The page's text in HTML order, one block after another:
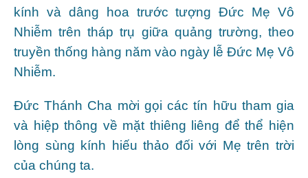
kính và dâng hoa trước tượng Đức Mẹ Vô
Nhiễm trên tháp trụ giữa quảng trường, theo
truyền thống hàng năm vào ngày lễ Đức Mẹ Vô
Nhiễm.
Đức Thánh Cha mời gọi các tín hữu tham gia
và hiệp thông về mặt thiêng liêng để thể hiện
lòng sùng kính hiếu thảo đối với Mẹ trên trời
của chúng ta.